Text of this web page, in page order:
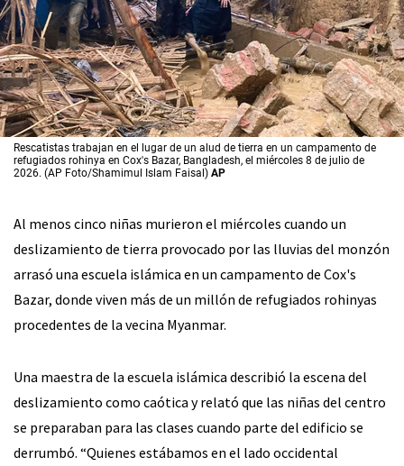
Rescatistas trabajan en el lugar de un alud de tierra en un campamento de
refugiados rohinya en Cox's Bazar, Bangladesh, el miércoles 8 de julio de
2026. (AP Foto/Shamimul Islam Faisal) AP
Al menos cinco niñas murieron el miércoles cuando un
deslizamiento de tierra provocado por las lluvias del monzón
arrasó una escuela islámica en un campamento de Cox's
Bazar, donde viven más de un millón de refugiados rohinyas
procedentes de la vecina Myanmar.
Una maestra de la escuela islámica describió la escena del
deslizamiento como caótica y relató que las niñas del centro
se preparaban para las clases cuando parte del edificio se
derrumbó. “Quienes estábamos en el lado occidental